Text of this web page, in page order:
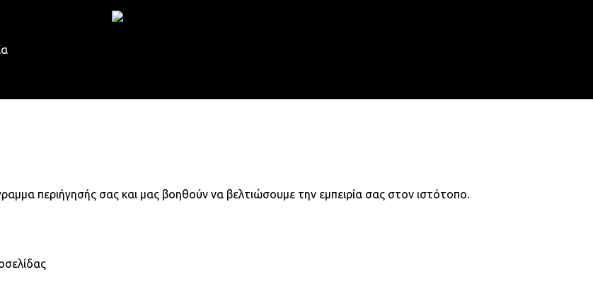
περιήγησής σας και μας βοηθούν να βελτιώσουμε την εμπειρία σας στον ιστότοπο.